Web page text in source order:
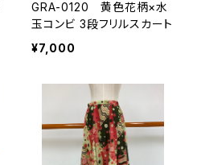
GRA-0120 黄色花柄×水
玉コンビ 3段フリルスカート
¥7,000